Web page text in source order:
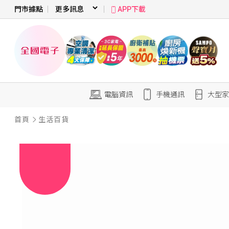
門市據點 APP下載
電腦資訊 手機通訊 大型
首頁 生活百貨